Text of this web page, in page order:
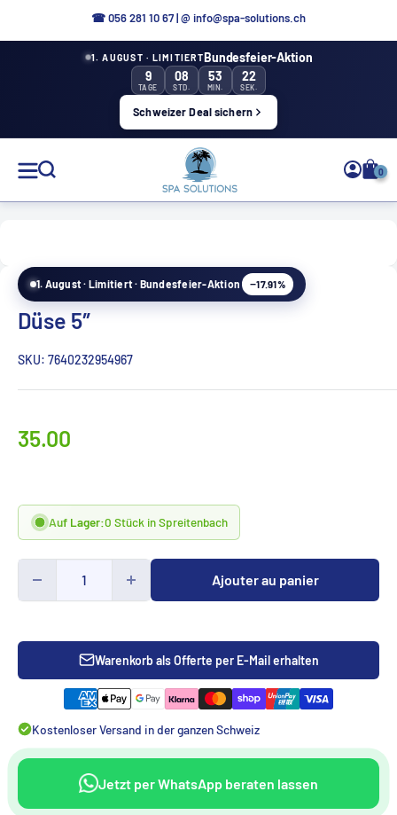
☎ 056 281 10 67|@ info@spa-solutions.ch
1. AUGUST · LIMITIERTBundesfeier-Aktion
9
TAGE
08
STD.
53
MIN.
22
SEK.
Schweizer Deal sichern
Solutions
de
0
1. August · Limitiert · Bundesfeier-Aktion −17.91%
Düse 5″
SKU: 7640232954967
Prix
35.00
Auf Lager:0 Stück in Spreitenbach
Ajouter au panier
Warenkorb als Offerte per E-Mail erhalten
Kostenloser Versand in der ganzen Schweiz
Jetzt per WhatsApp beraten lassen